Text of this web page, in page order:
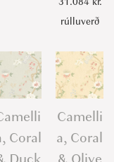
rúlluverð
Coral
Camelli
a, Coral